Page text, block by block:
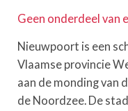
Geen onderdeel van
Nieuwpoort is een
Vlaamse provincie
aan de monding van
de Noordzee. De